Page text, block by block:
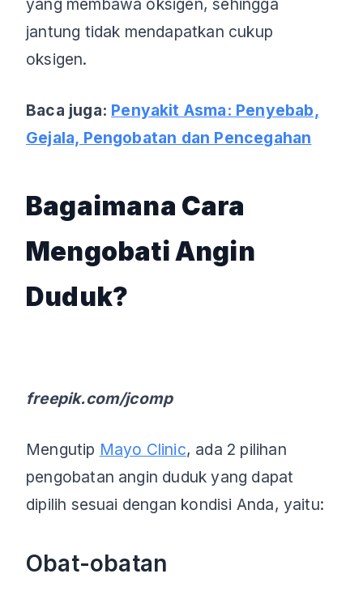
yang membawa oksigen, sehingga
jantung tidak mendapatkan cukup
oksigen.
Baca juga: Penyakit Asma: Penyebab,
Gejala, Pengobatan dan Pencegahan
Bagaimana Cara
Mengobati Angin
Duduk?
freepik.com/jcomp
Mengutip Mayo Clinic, ada 2 pilihan
pengobatan angin duduk yang dapat
dipilih sesuai dengan kondisi Anda, yaitu:
Obat-obatan